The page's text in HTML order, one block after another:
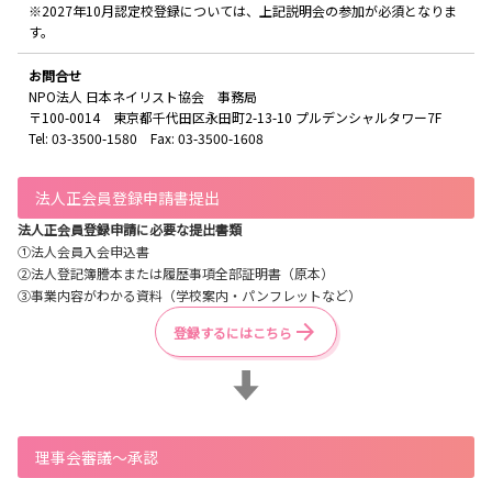
※2027年10月認定校登録については、上記説明会の参加が必須となりま
す。
お問合せ
NPO法人 日本ネイリスト協会 事務局
〒100-0014 東京都千代田区永田町2-13-10 プルデンシャルタワー7F
Tel: 03-3500-1580 Fax: 03-3500-1608
法人正会員登録申請書提出
法人正会員登録申請に必要な提出書類
①法人会員入会申込書
②法人登記簿謄本または履歴事項全部証明書（原本）
③事業内容がわかる資料（学校案内・パンフレットなど）
登録するにはこちら
理事会審議〜承認